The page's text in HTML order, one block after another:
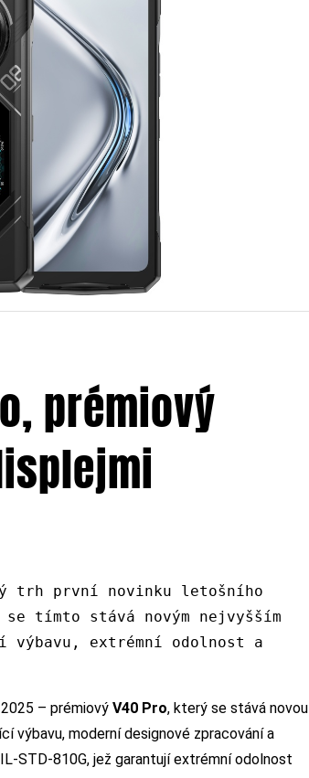
prémiový
trh první novinku letošního
tímto stává novým nejvyšším
výbavu, extrémní odolnost a
– prémiový V40 Pro, který se stává novou
výbavu, moderní designové zpracování a
STD-810G, jež garantují extrémní odolnost